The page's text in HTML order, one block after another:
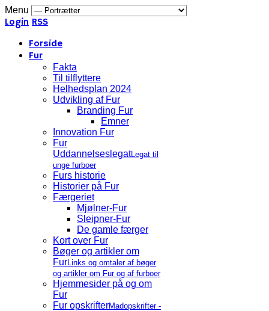
Menu
Login RSS
Forside
Fur
Fakta
Til tilflyttere
Helhedsplan 2024
Udvikling af Fur
Branding Fur
Emner
Innovation Fur
Fur
UddannelseslegatLegat til
unge furboer
Furs historie
Historier på Fur
Færgeriet
Mjølner-Fur
Sleipner-Fur
De gamle færger
Kort over Fur
Bøger og artikler om
FurLinks og omtaler af bøger
og artikler om Fur og af furboer
Hjemmesider på og om
Fur
Fur opskrifterMadopskrifter -